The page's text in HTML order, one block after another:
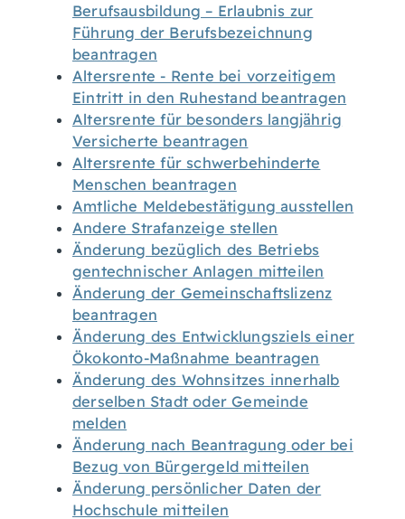
Berufsausbildung – Erlaubnis zur
Führung der Berufsbezeichnung
beantragen
Altersrente - Rente bei vorzeitigem
Eintritt in den Ruhestand beantragen
Altersrente für besonders langjährig
Versicherte beantragen
Altersrente für schwerbehinderte
Menschen beantragen
Amtliche Meldebestätigung ausstellen
Andere Strafanzeige stellen
Änderung bezüglich des Betriebs
gentechnischer Anlagen mitteilen
Änderung der Gemeinschaftslizenz
beantragen
Änderung des Entwicklungsziels einer
Ökokonto-Maßnahme beantragen
Änderung des Wohnsitzes innerhalb
derselben Stadt oder Gemeinde
melden
Änderung nach Beantragung oder bei
Bezug von Bürgergeld mitteilen
Änderung persönlicher Daten der
Hochschule mitteilen